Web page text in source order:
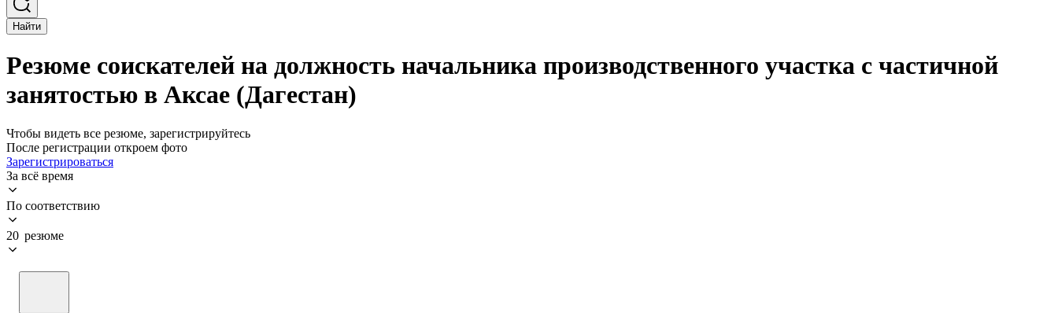
Найти
Резюме соискателей на должность начальника производственного участка с частичной
занятостью в Аксае (Дагестан)
Чтобы видеть все резюме, зарегистрируйтесь
После регистрации откроем фото
Зарегистрироваться
За всё время
По соответствию
20 резюме